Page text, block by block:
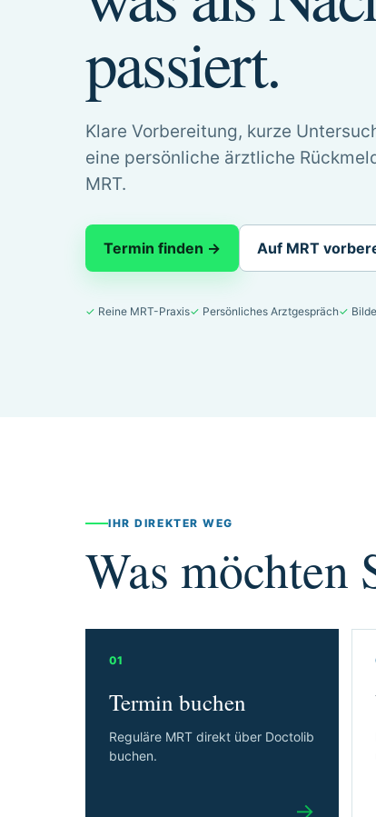
passiert.
Klare Vorbereitung, kurze
eine persönliche ärztliche
MRT.
Termin finden → Auf MRT
✓ Reine MRT-Praxis ✓ Persönliches Arztgespräch ✓
IHR DIREKTER WEG
Was möchten
01
Termin buchen
Reguläre MRT direkt über Doctolib
buchen.
→